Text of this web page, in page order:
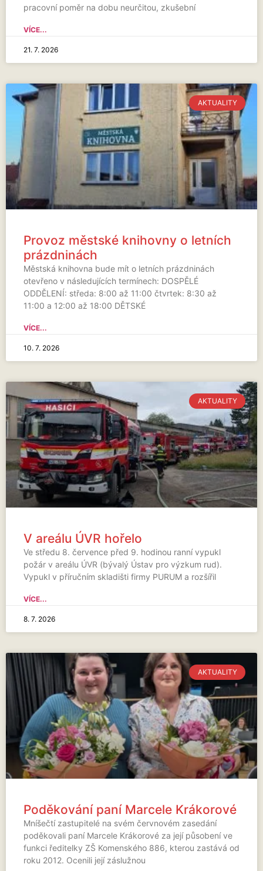
pracovní poměr na dobu neurčitou, zkušební
VÍCE...
21. 7. 2026
AKTUALITY
Provoz městské knihovny o letních
prázdninách
Městská knihovna bude mít o letních prázdninách
otevřeno v následujících termínech: DOSPĚLÉ
ODDĚLENÍ: středa: 8:00 až 11:00 čtvrtek: 8:30 až
11:00 a 12:00 až 18:00 DĚTSKÉ
VÍCE...
10. 7. 2026
AKTUALITY
V areálu ÚVR hořelo
Ve středu 8. července před 9. hodinou ranní vypukl
požár v areálu ÚVR (bývalý Ústav pro výzkum rud).
Vypukl v příručním skladišti firmy PURUM a rozšířil
VÍCE...
8. 7. 2026
AKTUALITY
Poděkování paní Marcele Krákorové
Mníšečtí zastupitelé na svém červnovém zasedání
poděkovali paní Marcele Krákorové za její působení ve
funkci ředitelky ZŠ Komenského 886, kterou zastává od
roku 2012. Ocenili její záslužnou